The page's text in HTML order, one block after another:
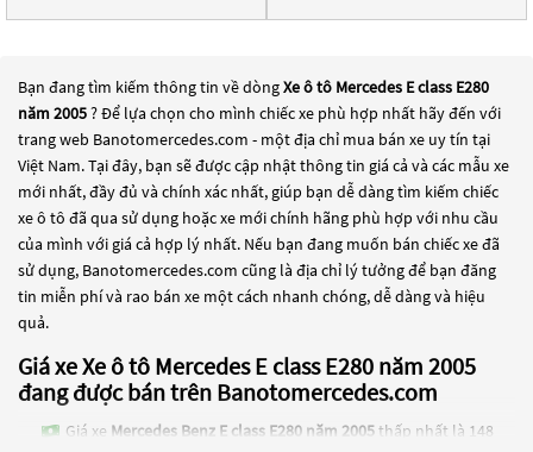
Bạn đang tìm kiếm thông tin về dòngXe ô tô Mercedes E class E280
năm 2005? Để lựa chọn cho mình chiếc xe phù hợp nhất hãy đến với
trang web Banotomercedes.com - một địa chỉ mua bán xe uy tín tại
Việt Nam. Tại đây, bạn sẽ được cập nhật thông tin giá cả và các mẫu xe
mới nhất, đầy đủ và chính xác nhất, giúp bạn dễ dàng tìm kiếm chiếc
xe ô tô đã qua sử dụng hoặc xe mới chính hãng phù hợp với nhu cầu
của mình với giá cả hợp lý nhất. Nếu bạn đang muốn bán chiếc xe đã
sử dụng, Banotomercedes.com cũng là địa chỉ lý tưởng để bạn đăng
tin miễn phí và rao bán xe một cách nhanh chóng, dễ dàng và hiệu
quả.
Giá xe Xe ô tô Mercedes E class E280 năm 2005
đang được bán trên Banotomercedes.com
Giá xe Mercedes Benz E class E280 năm 2005thấp nhất là 148